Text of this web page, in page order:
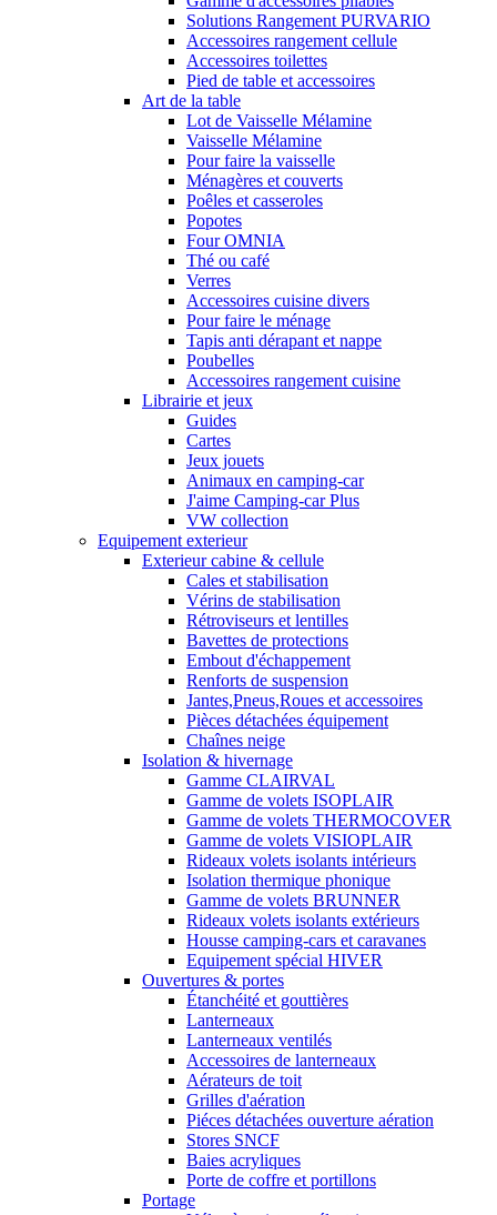
Solutions Rangement PURVARIO
Accessoires rangement cellule
Accessoires toilettes
Pied de table et accessoires
Art de la table
Lot de Vaisselle Mélamine
Vaisselle Mélamine
Pour faire la vaisselle
Ménagères et couverts
Poêles et casseroles
Popotes
Four OMNIA
Thé ou café
Verres
Accessoires cuisine divers
Pour faire le ménage
Tapis anti dérapant et nappe
Poubelles
Accessoires rangement cuisine
Librairie et jeux
Guides
Cartes
Jeux jouets
Animaux en camping-car
J'aime Camping-car Plus
VW collection
Equipement exterieur
Exterieur cabine & cellule
Cales et stabilisation
Vérins de stabilisation
Rétroviseurs et lentilles
Bavettes de protections
Embout d'échappement
Renforts de suspension
Jantes,Pneus,Roues et accessoires
Pièces détachées équipement
Chaînes neige
Isolation & hivernage
Gamme CLAIRVAL
Gamme de volets ISOPLAIR
Gamme de volets THERMOCOVER
Gamme de volets VISIOPLAIR
Rideaux volets isolants intérieurs
Isolation thermique phonique
Gamme de volets BRUNNER
Rideaux volets isolants extérieurs
Housse camping-cars et caravanes
Equipement spécial HIVER
Ouvertures & portes
Étanchéité et gouttières
Lanterneaux
Lanterneaux ventilés
Accessoires de lanterneaux
Aérateurs de toit
Grilles d'aération
Piéces détachées ouverture aération
Stores SNCF
Baies acryliques
Porte de coffre et portillons
Portage